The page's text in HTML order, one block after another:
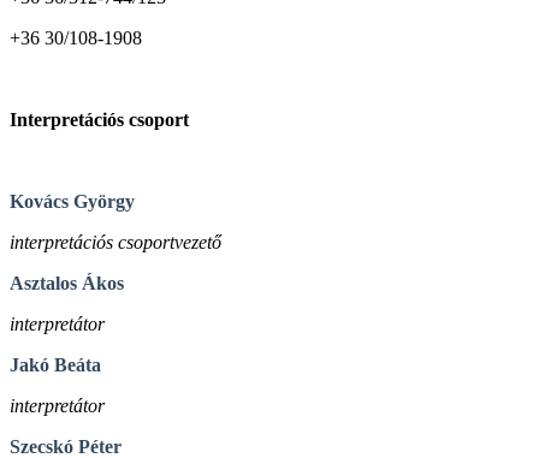
+36 30/108-1908
Interpretációs csoport
Kovács György
interpretációs csoportvezető
Asztalos Ákos
interpretátor
Jakó Beáta
interpretátor
Szecskó Péter